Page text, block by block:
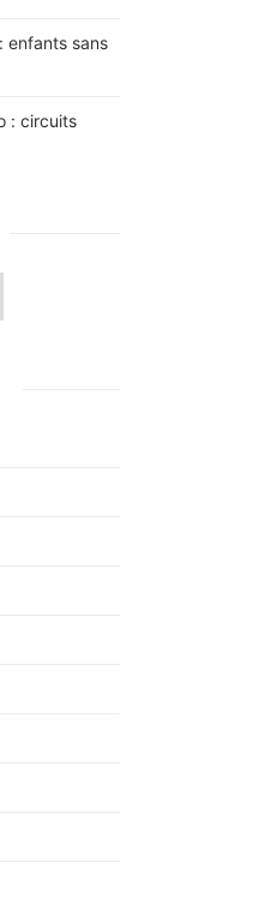
enfants sans
: circuits